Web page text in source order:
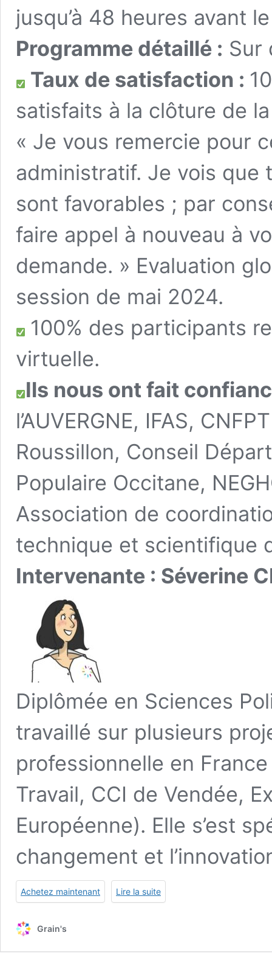
jusqu’à 48 heures avant
Programme détaillé : Sur
Taux de satisfaction :
satisfaits à la clôture de
« Je vous remercie pour
administratif. Je vois que
sont favorables ; par
faire appel à nouveau à
demande. » Evaluation
session de mai 2024.
100% des participants
virtuelle.
Ils nous ont fait
l’AUVERGNE, IFAS,
Roussillon, Conseil
Populaire Occitane,
Association de
technique et scientifique
Intervenante : Séverine
Diplômée en Sciences
travaillé sur plusieurs
professionnelle en
Travail, CCI de Vendée,
Européenne). Elle s’est
changement et
Achetez maintenant Lire la suite
Grain's